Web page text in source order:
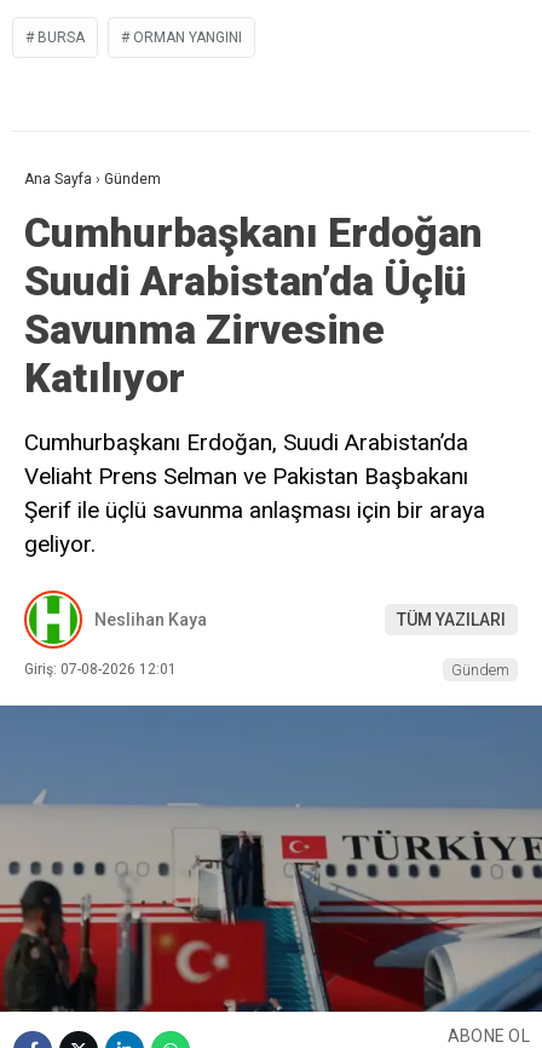
BURSA ORMAN YANGINI
Ana Sayfa › Gündem
Cumhurbaşkanı Erdoğan
Suudi Arabistan’da Üçlü
Savunma Zirvesine
Katılıyor
Cumhurbaşkanı Erdoğan, Suudi Arabistan’da
Veliaht Prens Selman ve Pakistan Başbakanı
Şerif ile üçlü savunma anlaşması için bir araya
geliyor.
Neslihan Kaya TÜM YAZILARI
Giriş: 07-08-2026 12:01 Gündem
ABONE OL